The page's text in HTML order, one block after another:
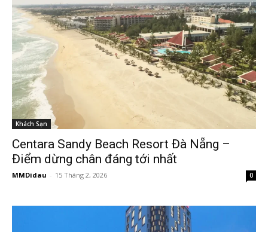
Khách Sạn
Centara Sandy Beach Resort Đà Nẵng –
Điểm dừng chân đáng tới nhất
MMDidau - 15 Tháng 2, 2026 0